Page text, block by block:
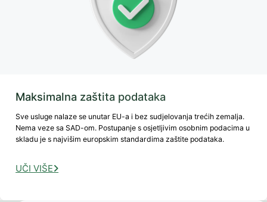
Maksimalna zaštita podataka
Sve usluge nalaze se unutar EU-a i bez sudjelovanja trećih zemalja.
Nema veze sa SAD-om. Postupanje s osjetljivim osobnim podacima u
skladu je s najvišim europskim standardima zaštite podataka.
UČI VIŠE